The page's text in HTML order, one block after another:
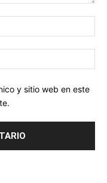
y sitio web en este